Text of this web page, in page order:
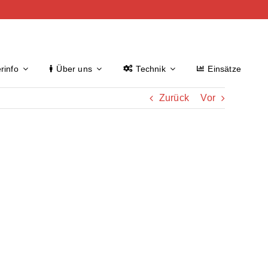
Über uns Technik Einsätze
Zurück Vor